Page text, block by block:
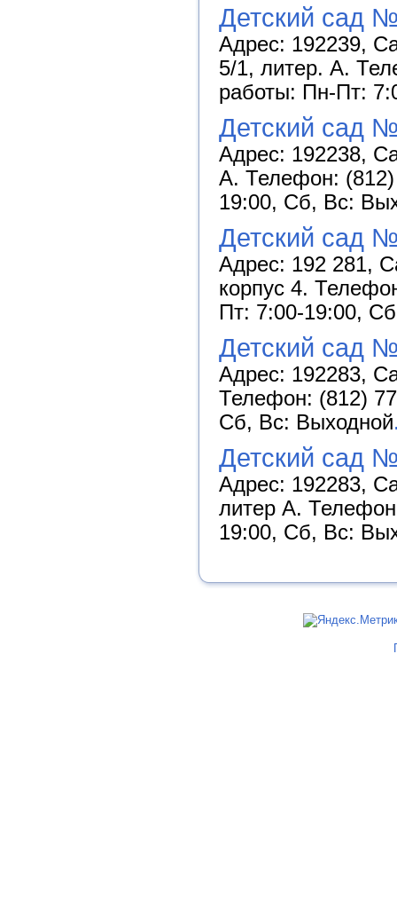
Детский сад
Адрес: 192239,
5/1, литер. А.
работы: Пн-Пт:
Детский сад
Адрес: 192238,
А. Телефон:
19:00, Сб, Вс:
Детский сад
Адрес: 192 281,
корпус 4.
Пт: 7:00-19:00,
Детский сад
Адрес: 192283,
Телефон: (812)
Сб, Вс: Выходной
Детский сад
Адрес: 192283,
литер А.
19:00, Сб, Вс: